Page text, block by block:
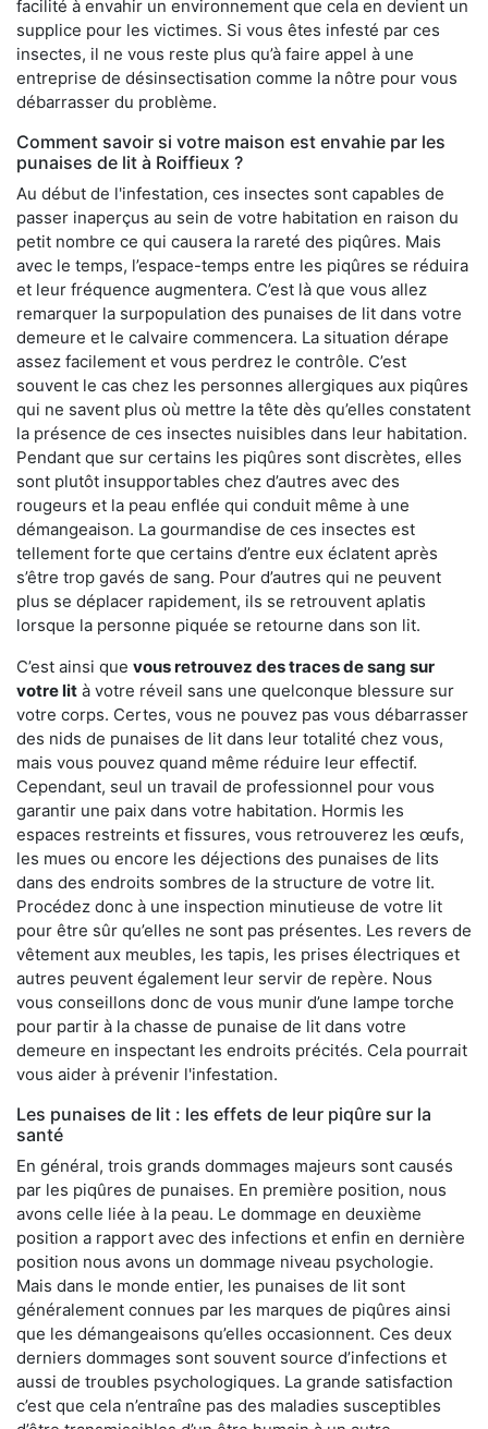
facilité à envahir un environnement que cela en devient un
supplice pour les victimes. Si vous êtes infesté par ces
insectes, il ne vous reste plus qu’à faire appel à une
entreprise de désinsectisation comme la nôtre pour vous
débarrasser du problème.
Comment savoir si votre maison est envahie par les
punaises de lit à Roiffieux ?
Au début de l'infestation, ces insectes sont capables de
passer inaperçus au sein de votre habitation en raison du
petit nombre ce qui causera la rareté des piqûres. Mais
avec le temps, l’espace-temps entre les piqûres se réduira
et leur fréquence augmentera. C’est là que vous allez
remarquer la surpopulation des punaises de lit dans votre
demeure et le calvaire commencera. La situation dérape
assez facilement et vous perdrez le contrôle. C’est
souvent le cas chez les personnes allergiques aux piqûres
qui ne savent plus où mettre la tête dès qu’elles constatent
la présence de ces insectes nuisibles dans leur habitation.
Pendant que sur certains les piqûres sont discrètes, elles
sont plutôt insupportables chez d’autres avec des
rougeurs et la peau enflée qui conduit même à une
démangeaison. La gourmandise de ces insectes est
tellement forte que certains d’entre eux éclatent après
s’être trop gavés de sang. Pour d’autres qui ne peuvent
plus se déplacer rapidement, ils se retrouvent aplatis
lorsque la personne piquée se retourne dans son lit.
C’est ainsi que vous retrouvez des traces de sang sur
votre lit à votre réveil sans une quelconque blessure sur
votre corps. Certes, vous ne pouvez pas vous débarrasser
des nids de punaises de lit dans leur totalité chez vous,
mais vous pouvez quand même réduire leur effectif.
Cependant, seul un travail de professionnel pour vous
garantir une paix dans votre habitation. Hormis les
espaces restreints et fissures, vous retrouverez les œufs,
les mues ou encore les déjections des punaises de lits
dans des endroits sombres de la structure de votre lit.
Procédez donc à une inspection minutieuse de votre lit
pour être sûr qu’elles ne sont pas présentes. Les revers de
vêtement aux meubles, les tapis, les prises électriques et
autres peuvent également leur servir de repère. Nous
vous conseillons donc de vous munir d’une lampe torche
pour partir à la chasse de punaise de lit dans votre
demeure en inspectant les endroits précités. Cela pourrait
vous aider à prévenir l'infestation.
Les punaises de lit : les effets de leur piqûre sur la
santé
En général, trois grands dommages majeurs sont causés
par les piqûres de punaises. En première position, nous
avons celle liée à la peau. Le dommage en deuxième
position a rapport avec des infections et enfin en dernière
position nous avons un dommage niveau psychologie.
Mais dans le monde entier, les punaises de lit sont
généralement connues par les marques de piqûres ainsi
que les démangeaisons qu’elles occasionnent. Ces deux
derniers dommages sont souvent source d’infections et
aussi de troubles psychologiques. La grande satisfaction
c’est que cela n’entraîne pas des maladies susceptibles